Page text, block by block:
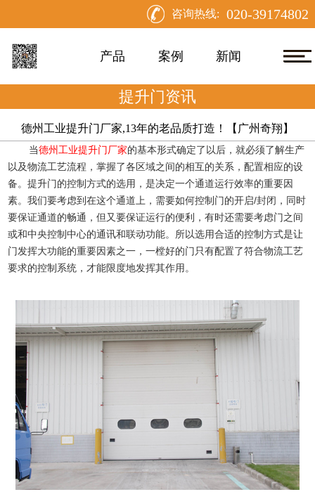
咨询热线: 020-39174802
产品 案例 新闻
提升门资讯
德州工业提升门厂家,13年的老品质打造！【广州奇翔】
当德州工业提升门厂家的基本形式确定了以后，就必须了解生产
以及物流工艺流程，掌握了各区域之间的相互的关系，配置相应的设
备。提升门的控制方式的选用，是决定一个通道运行效率的重要因
素。我们要考虑到在这个通道上，需要如何控制门的开启/封闭，同时
要保证通道的畅通，但又要保证运行的便利，有时还需要考虑门之间
或和中央控制中心的通讯和联动功能。所以选用合适的控制方式是让
门发挥大功能的重要因素之一，一樘好的门只有配置了符合物流工艺
要求的控制系统，才能限度地发挥其作用。